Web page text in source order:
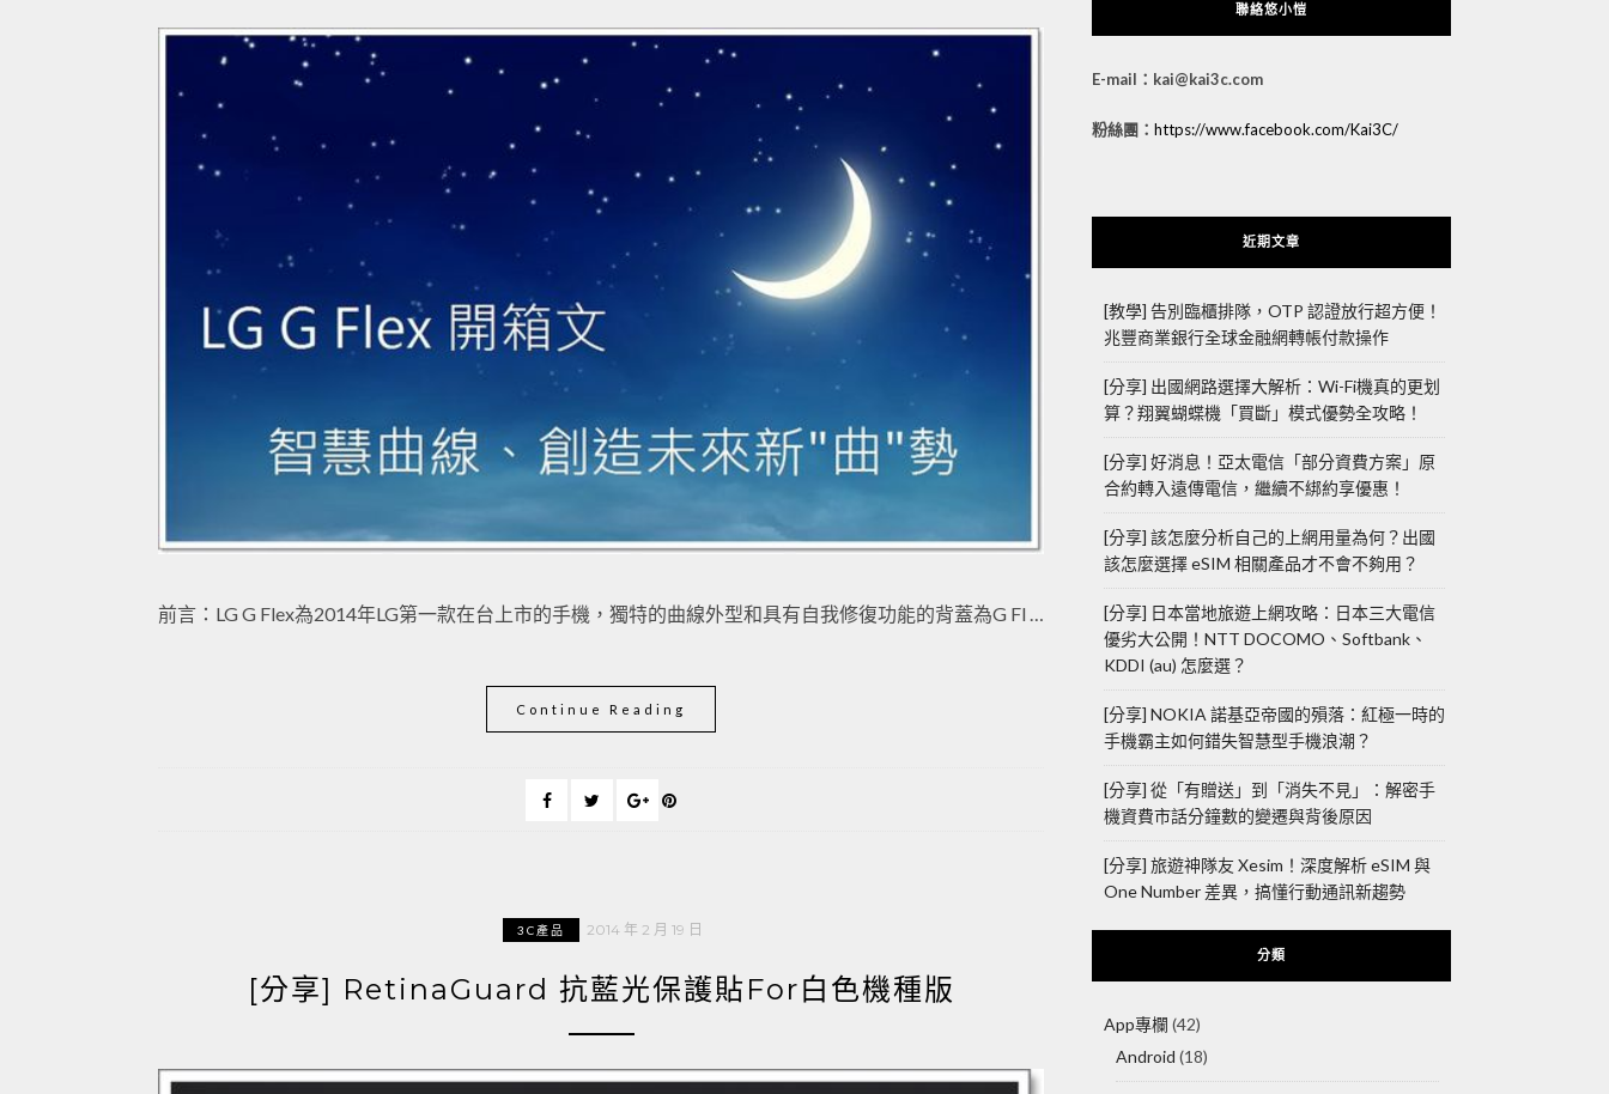
前言：LG G Flex為2014年LG第一款在台上市的手機，獨特的曲線外型和具有自我修復功能的背蓋為G Fl …
Continue Reading
3C產品 2014 年 2 月 19 日
[分享] RetinaGuard 抗藍光保護貼For白色機種版
聯絡悠小愷
E-mail：kai@kai3c.com
粉絲團： https://www.facebook.com/Kai3C/
近期文章
[教學] 告別臨櫃排隊，OTP 認證放行超方便！
兆豐商業銀行全球金融網轉帳付款操作
[分享] 出國網路選擇大解析：Wi-Fi機真的更划
算？翔翼蝴蝶機「買斷」模式優勢全攻略！
[分享] 好消息！亞太電信「部分資費方案」原
合約轉入遠傳電信，繼續不綁約享優惠！
[分享] 該怎麼分析自己的上網用量為何？出國
該怎麼選擇 eSIM 相關產品才不會不夠用？
[分享] 日本當地旅遊上網攻略：日本三大電信
優劣大公開！NTT DOCOMO、Softbank、
KDDI (au) 怎麼選？
[分享] NOKIA 諾基亞帝國的殞落：紅極一時的
手機霸主如何錯失智慧型手機浪潮？
[分享] 從「有贈送」到「消失不見」：解密手
機資費市話分鐘數的變遷與背後原因
[分享] 旅遊神隊友 Xesim！深度解析 eSIM 與
One Number 差異，搞懂行動通訊新趨勢
分類
App專欄 (42)
Android (18)